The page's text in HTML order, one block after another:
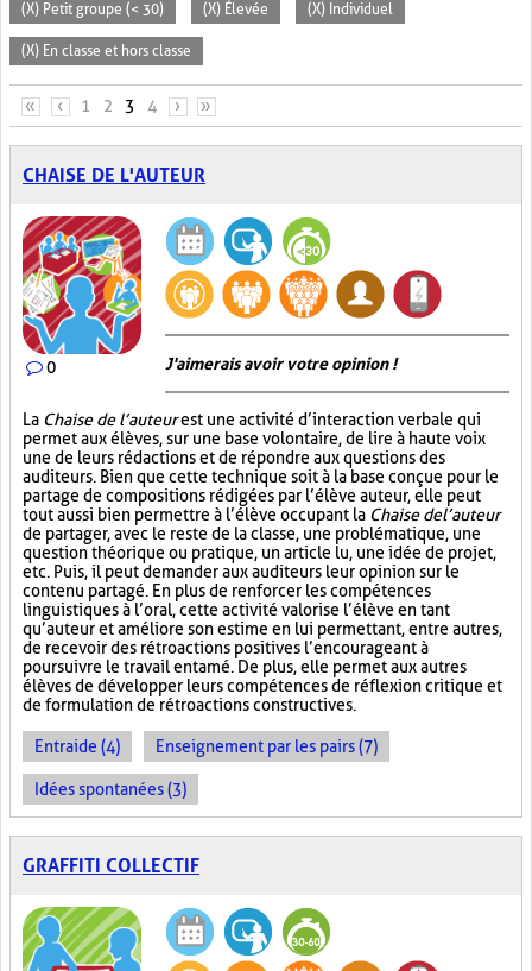
(X) Petit groupe (< 30) (X) Élevée (X) Individuel
(X) En classe et hors classe
PAGES
« ‹ 1 2 3 4 › »
CHAISE DE L'AUTEUR
0 J'aimerais avoir votre opinion !
La Chaise de l’auteurest une activité d’interaction verbale qui
permet aux élèves, sur une base volontaire, de lire à haute voix
une de leurs rédactions et de répondre aux questions des
auditeurs. Bien que cette technique soit à la base conçue pour le
partage de compositions rédigées par l’élève auteur, elle peut
tout aussi bien permettre à l’élève occupant la Chaise de l’auteur
de partager, avec le reste de la classe, une problématique, une
question théorique ou pratique, un article lu, une idée de projet,
etc. Puis, il peut demander aux auditeurs leur opinion sur le
contenu partagé. En plus de renforcer les compétences
linguistiques à l’oral, cette activité valorise l’élève en tant
qu’auteur et améliore son estime en lui permettant, entre autres,
de recevoir des rétroactions positives l’encourageant à
poursuivre le travail entamé. De plus, elle permet aux autres
élèves de développer leurs compétences de réflexion critique et
de formulation de rétroactions constructives.
Entraide (4) Enseignement par les pairs (7)
Idées spontanées (3)
GRAFFITI COLLECTIF